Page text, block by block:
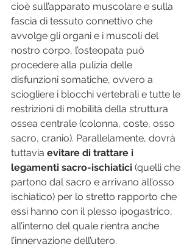
cioè sull’apparato muscolare e sulla
fascia di tessuto connettivo che
avvolge gli organi e i muscoli del
nostro corpo, l’osteopata può
procedere alla pulizia delle
disfunzioni somatiche, ovvero a
sciogliere i blocchi vertebrali e tutte le
restrizioni di mobilità della struttura
ossea centrale (colonna, coste, osso
sacro, cranio). Parallelamente, dovrà
tuttavia evitare di trattare i
legamenti sacro-ischiatici (quelli che
partono dal sacro e arrivano all’osso
ischiatico) per lo stretto rapporto che
essi hanno con il plesso ipogastrico,
all’interno del quale rientra anche
l’innervazione dell’utero.